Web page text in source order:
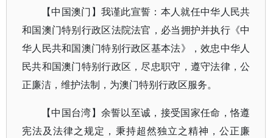
【中国澳门】我谨此宣誓：本人就任中华人民共
和国澳门特别行政区法院法官，必当拥护并执行《中
华人民共和国澳门特别行政区基本法》，效忠中华人
民共和国澳门特别行政区，尽忠职守，遵守法律，公
正廉洁，维护法制，为澳门特别行政区服务。
【中国台湾】余誓以至诚，接受国家任命，恪遵
宪法及法律之规定，秉持超然独立之精神，公正廉